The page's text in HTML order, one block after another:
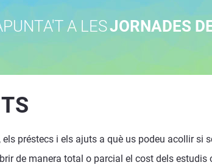
A LESJORNADES
préstecs i els ajuts a què us podeu acollir
de manera total o parcial el cost dels estudis